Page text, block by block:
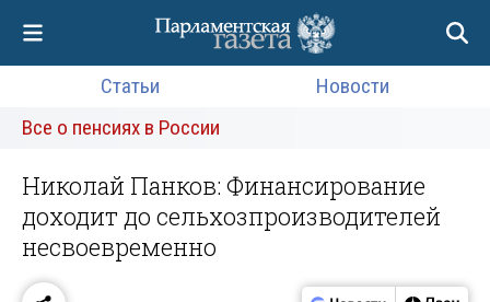
Статьи
Новости
Все о пенсиях в России
Николай Панков: Финансирование
доходит до сельхозпроизводителей
несвоевременно